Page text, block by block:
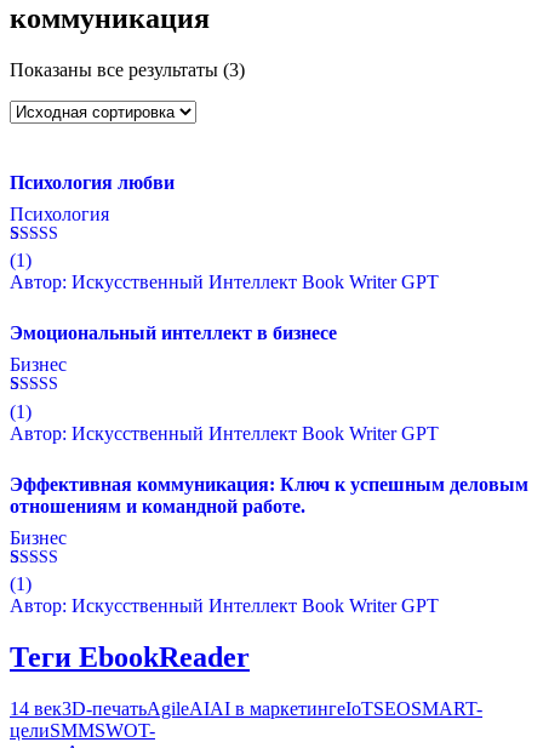
коммуникация
Показаны все результаты (3)
Психология любви
Психология
Рейтинг
5.00
из 5 на
1
пользователя
(1)
Автор: Искусственный Интеллект Book Writer GPT
Эмоциональный интеллект в бизнесе
Бизнес
Рейтинг
5.00
из 5 на
1
пользователя
(1)
Автор: Искусственный Интеллект Book Writer GPT
Эффективная коммуникация: Ключ к успешным деловым
отношениям и командной работе.
Бизнес
Рейтинг
5.00
из 5 на
опроса
1
пользователя
(1)
Автор: Искусственный Интеллект Book Writer GPT
Теги EbookReader
14 век3D-печатьAgileAIAI в маркетингеIoTSEOSMART-
целиSMMSWOT-